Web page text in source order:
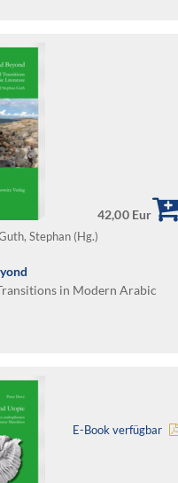
42,00 Eur
Stephan (Hg.)
in Modern Arabic
E-Book verfügbar